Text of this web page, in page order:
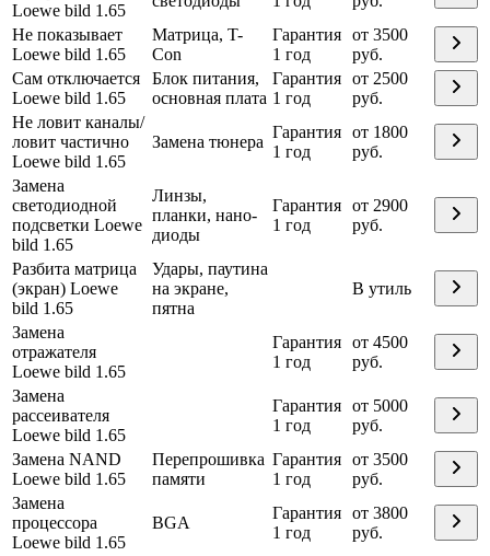
Loewe bild 1.65
Не показывает
Loewe bild 1.65
Матрица, T-
Con
Гарантия
1 год
от 3500
руб.
Сам отключается
Loewe bild 1.65
Блок питания,
основная плата
Гарантия
1 год
от 2500
руб.
Не ловит каналы/
ловит частично
Loewe bild 1.65
Замена тюнера
Гарантия
1 год
от 1800
руб.
Замена
светодиодной
подсветки Loewe
bild 1.65
Линзы,
планки, нано-
диоды
Гарантия
1 год
от 2900
руб.
Разбита матрица
(экран) Loewe
bild 1.65
Удары, паутина
на экране,
пятна
В утиль
Замена
отражателя
Loewe bild 1.65
Гарантия
1 год
от 4500
руб.
Замена
рассеивателя
Loewe bild 1.65
Гарантия
1 год
от 5000
руб.
Замена NAND
Loewe bild 1.65
Перепрошивка
памяти
Гарантия
1 год
от 3500
руб.
Замена
процессора
Loewe bild 1.65
BGA
Гарантия
1 год
от 3800
руб.